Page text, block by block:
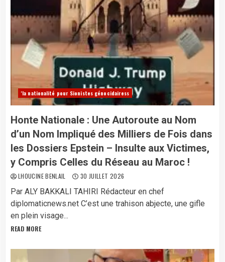
'la nationalité pour Sionistes génocidairess
Honte Nationale : Une Autoroute au Nom
d’un Nom Impliqué des Milliers de Fois dans
les Dossiers Epstein – Insulte aux Victimes,
y Compris Celles du Réseau au Maroc !
LHOUCINE BENLAIL 30 JUILLET 2026
Par ALY BAKKALI TAHIRI Rédacteur en chef
diplomaticnews.net C’est une trahison abjecte, une gifle
en plein visage...
READ MORE